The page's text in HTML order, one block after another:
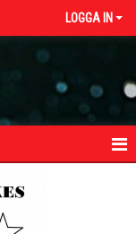
LOGGA IN